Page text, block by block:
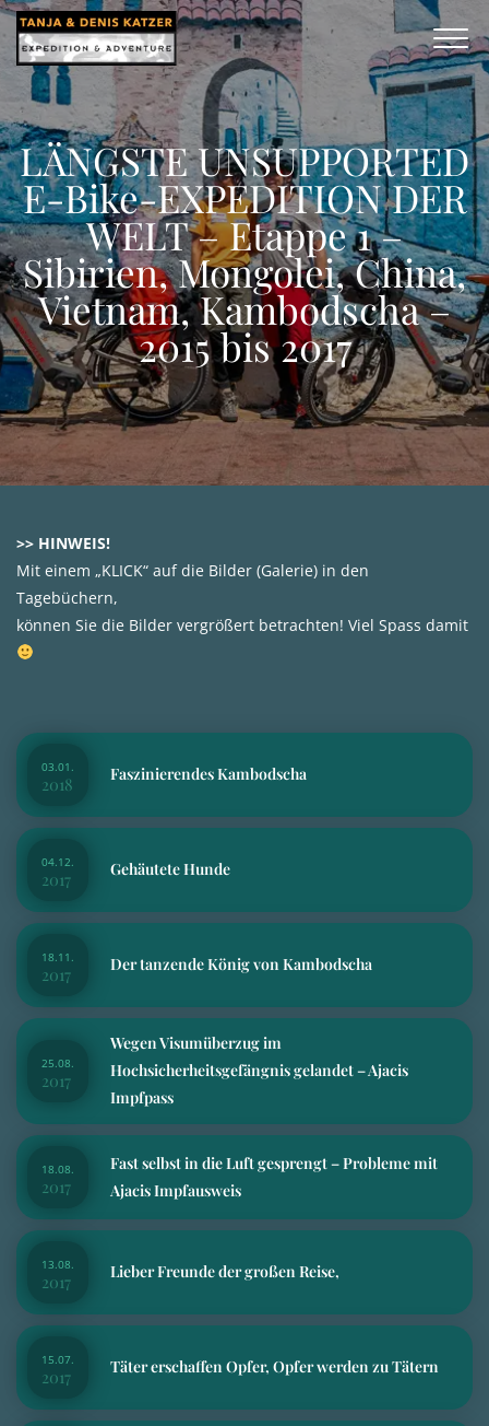
LÄNGSTE UNSUPPORTED
E-Bike-EXPEDITION DER
WELT – Etappe 1 –
Sibirien, Mongolei, China,
Vietnam, Kambodscha –
2015 bis 2017
>> HINWEIS!
Mit einem „KLICK“ auf die Bilder (Galerie) in den
Tagebüchern,
können Sie die Bilder vergrößert betrachten! Viel Spass damit
03.01.
2018 Faszinierendes Kambodscha
04.12.
2017 Gehäutete Hunde
18.11.
2017 Der tanzende König von Kambodscha
25.08.
2017
Wegen Visumüberzug im
Hochsicherheitsgefängnis gelandet – Ajacis
Impfpass
18.08.
2017
Fast selbst in die Luft gesprengt – Probleme mit
Ajacis Impfausweis
13.08.
2017 Lieber Freunde der großen Reise,
15.07.
2017 Täter erschaffen Opfer, Opfer werden zu Tätern